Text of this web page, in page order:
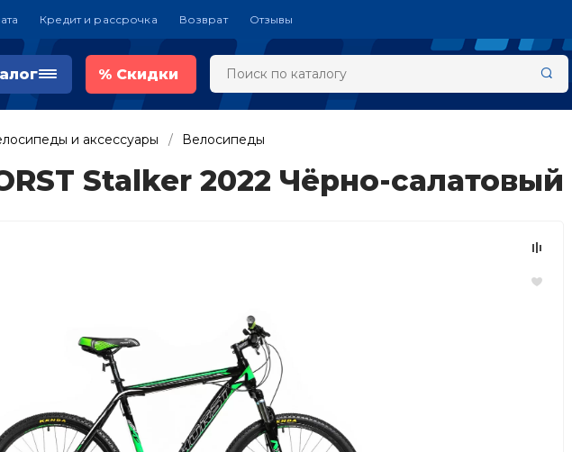
Кредит и рассрочка Возврат Отзывы
% Скидки
и аксессуары Велосипеды
Stalker 2022 Чёрно-салатовый